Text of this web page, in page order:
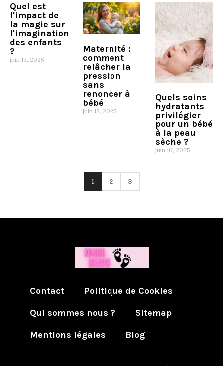
Quel est
l'impact de
la magie sur
l'imagination
des enfants
?
juin 13, 2025
Maternité :
comment
relâcher la
pression
sans
renoncer à
bébé
juin 13, 2025
Quels soins
hydratants
privilégier
pour un bébé
à la peau
sèche ?
juin 10, 2025
1 2 3
Contact
Politique de Cookies
Qui sommes nous ?
Sitemap
Mentions légales
Blog